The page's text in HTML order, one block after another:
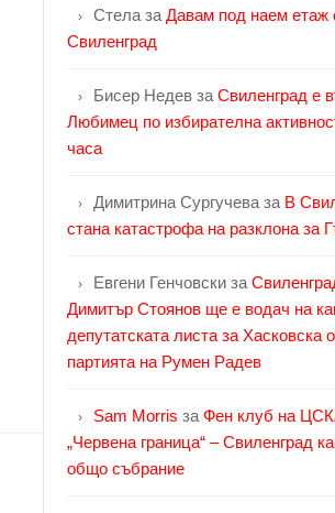
Стела за Давам под наем етаж
Свиленград
Бисер Недев за Свиленград е
Любимец по избирателна
часа
Димитрина Сургучева за В
стана катастрофа на разклона за
Евгени Генчовски за
Димитър Стоянов ще е водач на
депутатската листа за Хасковска
партията на Румен Радев
Sam Morris за Фен клуб на
„Червена граница“ – Свиленград
общо събрание